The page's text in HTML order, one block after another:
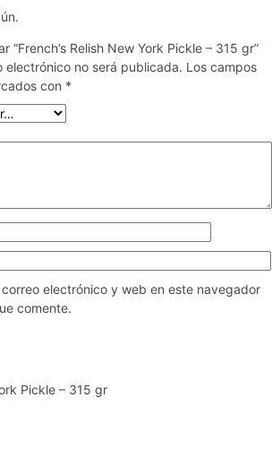
“French’s Relish New York Pickle – 315 gr”
electrónico no será publicada. Los campos
con *
electrónico y web en este navegador
comente.
Pickle – 315 gr